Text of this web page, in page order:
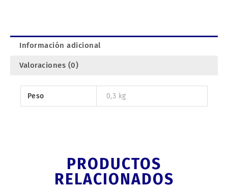
Información adicional
Valoraciones (0)
Peso 0,3 kg
PRODUCTOS
RELACIONADOS